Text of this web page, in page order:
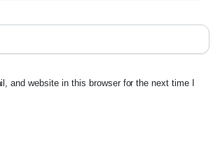
and website in this browser for the next time I